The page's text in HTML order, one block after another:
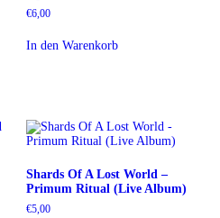
€6,00
In den Warenkorb
Shards Of A Lost World –
Primum Ritual (Live Album)
€5,00